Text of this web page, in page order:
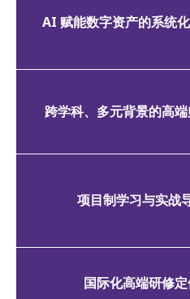
AI 赋能数字资产的系统
跨学科、多元背景的高
项目制学习与实战
国际化高端研修